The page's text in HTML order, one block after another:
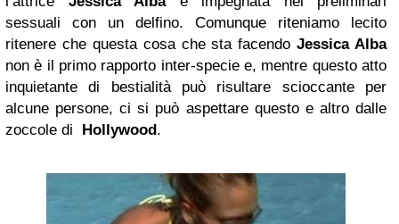
sessuali con un delfino. Comunque riteniamo lecito
ritenere che questa cosa che sta facendoJessica Alba
non è il primo rapporto inter-specie e, mentre questo atto
inquietante di bestialità può risultare scioccante per
alcune persone, ci si può aspettare questo e altro dalle
zoccole di Hollywood.